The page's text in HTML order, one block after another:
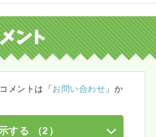
メントは「お問い合わせ 」か
する （2）